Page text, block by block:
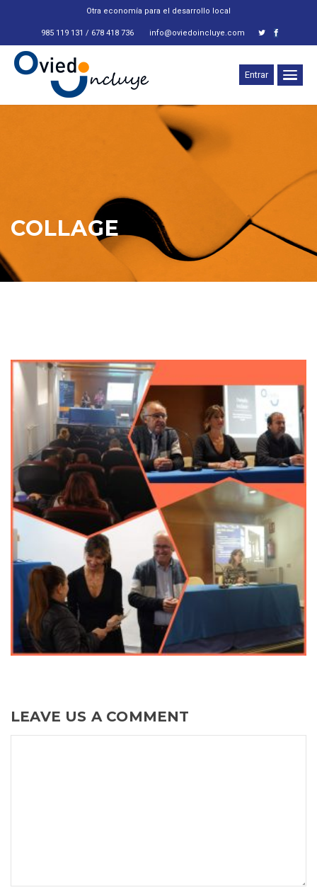
Otra economía para el desarrollo local
985 119 131 / 678 418 736 info@oviedoincluye.com
Entrar
COLLAGE
LEAVE US A COMMENT